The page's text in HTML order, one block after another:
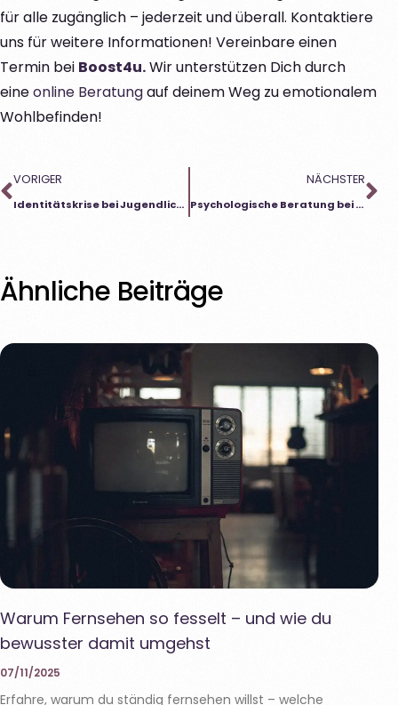
für alle zugänglich – jederzeit und überall. Kontaktiere
uns für weitere Informationen! Vereinbare einen
Termin bei Boost4u.Wir unterstützen Dich durch
eineonline Beratungauf deinem Weg zu emotionalem
Wohlbefinden!
VORIGER
Identitätskrise bei Jugendlichen: Ein natürlicher Teil des Erwachsenwerdens
NÄCHSTER
Psychologische Beratung bei Aufmerksamkeitsproblemen
Ähnliche Beiträge
Warum Fernsehen so fesselt – und wie du
bewusster damit umgehst
07/11/2025
Erfahre, warum du ständig fernsehen willst – welche